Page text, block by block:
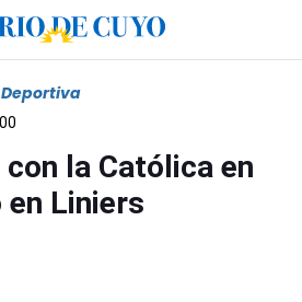
la Católica en
Liniers